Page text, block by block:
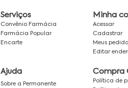
Serviços
Convênio Farmácia
Farmácia Popular
Encarte
Minha
Acessar
Cadastrar
Meus
Editar
Ajuda
Sobre a Permanente
Compra
Política de